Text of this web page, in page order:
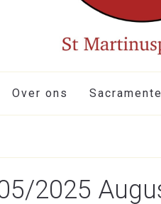
Over ons
2025